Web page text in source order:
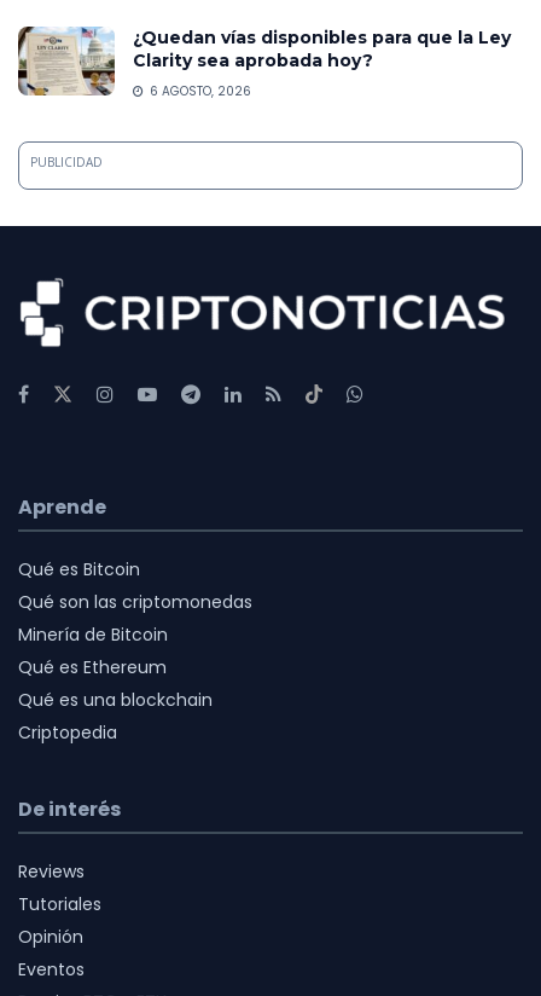
¿Quedan vías disponibles para que la Ley
Clarity sea aprobada hoy?
6 AGOSTO, 2026
PUBLICIDAD
Aprende
Qué es Bitcoin
Qué son las criptomonedas
Minería de Bitcoin
Qué es Ethereum
Qué es una blockchain
Criptopedia
De interés
Reviews
Tutoriales
Opinión
Eventos